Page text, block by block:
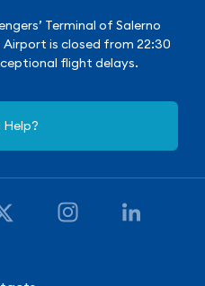
Terminal of Salerno
is closed from 22:30
flight delays.
Help?